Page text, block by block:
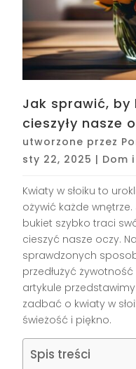
Jak sprawić, by
cieszyły nasze
utworzone przez
sty 22, 2025 | Dom
Kwiaty w słoiku to
ożywić każde
bukiet szybko traci
cieszyć nasze oczy.
sprawdzonych
przedłużyć
artykule
zadbać o kwiaty w
świeżość i piękno.
Spis treści